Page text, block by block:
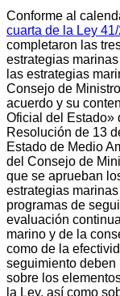
Conforme al
cuarta de la Ley
completaron las
estrategias
las estrategias
Consejo de
acuerdo y su
Oficial del Estado»
Resolución de 13
Estado de Medio
del Consejo de
que se aprueban
estrategias
programas de
evaluación
marino y de la
como de la
seguimiento deben
sobre los
la Ley, así como